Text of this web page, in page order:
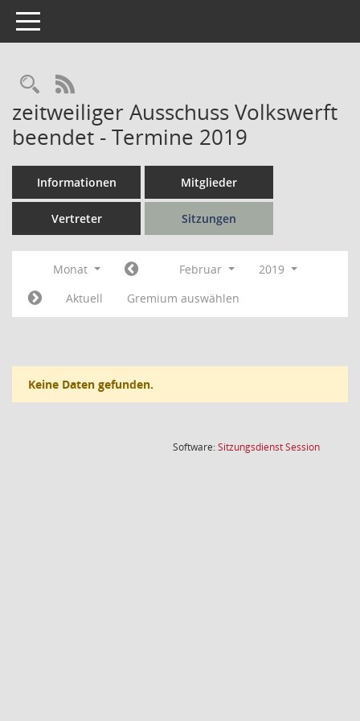
Toggle navigation
Rechercheauswahl
RSS-Feed
zeitweiliger Ausschuss Volkswerft
beendet - Termine 2019
Informationen Mitglieder
Vertreter Sitzungen
Monat Februar
2019
Aktuell
Gremium auswählen
Keine Daten gefunden.
Software:SitzungsdienstSession(Wird in